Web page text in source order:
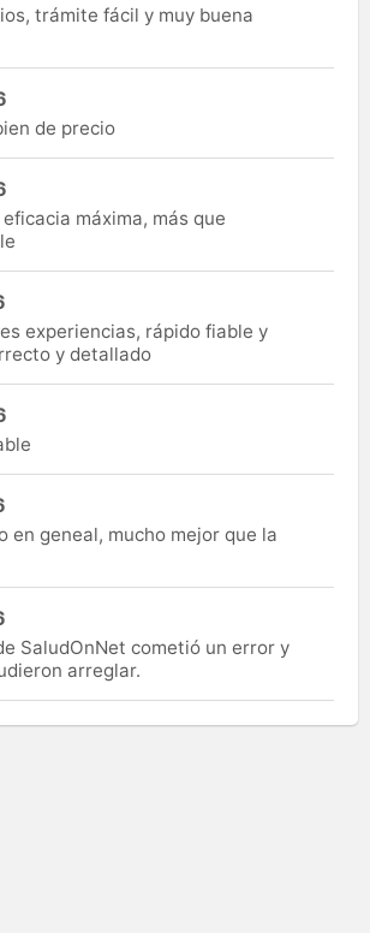
trámite fácil y muy buena
de precio
máxima, más que
experiencias, rápido fiable y
y detallado
en geneal, mucho mejor que la
SaludOnNet cometió un error y
arreglar.